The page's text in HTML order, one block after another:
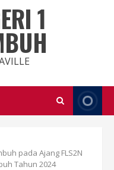
1
pada Ajang FLS2N
Tahun 2024